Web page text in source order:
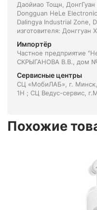
Даойиао Тощн, ДонгГуан
Dongguan HeLe
Dalingya Industrial Zone,
изготовителя:
Импортёр
Частное предприятие
СКРЫГАНОВА В.В., дом №
Сервисные центры
СЦ «МобиЛАБ», г.
1Н ; СЦ Ведус-сервис,
Похожие